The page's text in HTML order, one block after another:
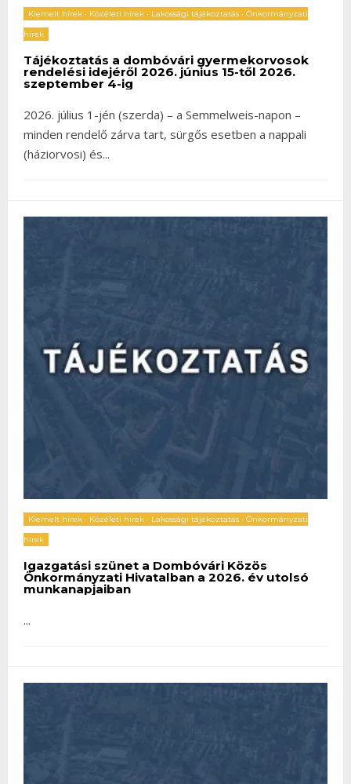
Kiemelt hírek • Közéleti hírek • Lakossági tájékoztatás • Önkormányzati
hírek
Tájékoztatás a dombóvári gyermekorvosok
rendelési idejéről 2026. június 15-től 2026.
szeptember 4-ig
2026. július 1-jén (szerda) – a Semmelweis-napon –
minden rendelő zárva tart, sürgős esetben a nappali
(háziorvosi) és...
Kiemelt hírek • Közéleti hírek • Lakossági tájékoztatás • Önkormányzati
hírek
Igazgatási szünet a Dombóvári Közös
Önkormányzati Hivatalban a 2026. év utolsó
munkanapjaiban
...